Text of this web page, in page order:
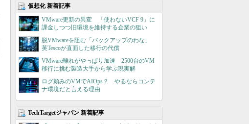
仮想化 新着記事
VMware更新の異変 「使わないVCF 9」に
課金しつつ旧環境を維持する企業の狙い
脱VMwareを阻む「バックアップのわな」
英Tescoが直面した移行の代償
VMware離れがやっぱり加速 2500台のVM
移行に挑む製造大手から学ぶ現実解
ログ頼みのVMでAIOps？ やるならコンテ
ナ環境だと言える理由
TechTargetジャパン 新着記事